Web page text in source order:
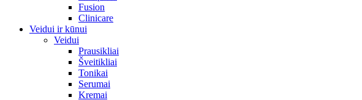
Fusion
Clinicare
Veidui ir kūnui
Veidui
Prausikliai
Šveitikliai
Tonikai
Serumai
Kremai